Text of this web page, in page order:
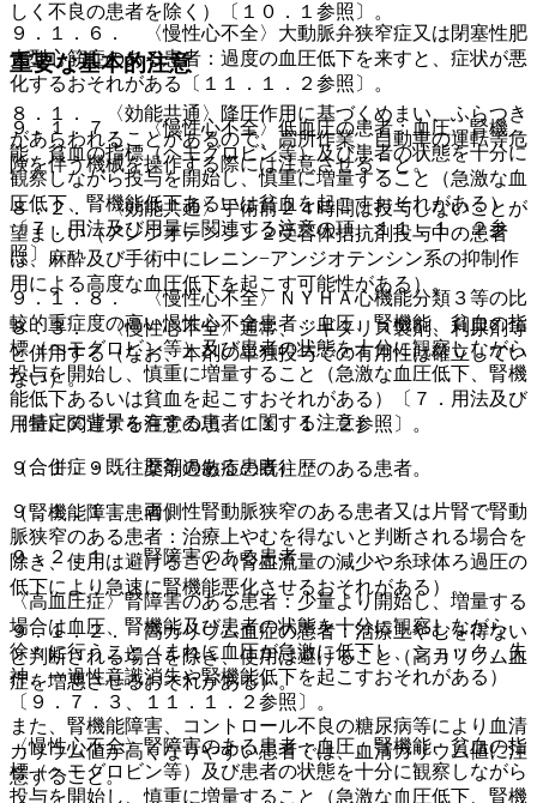
９．１．６． 〈慢性心不全〉大動脈弁狭窄症又は閉塞性肥
大型心筋症のある患者：過度の血圧低下を来すと、症状が悪
化するおそれがある〔１１．１．２参照〕。
９．１．７． 〈慢性心不全〉低血圧の患者：血圧、腎機
能、貧血の指標（ヘモグロビン等）及び患者の状態を十分に
観察しながら投与を開始し、慎重に増量すること（急激な血
圧低下、腎機能低下あるいは貧血を起こすおそれがある）
〔７．用法及び用量に関連する注意の項、１１．１．２参
照〕。
９．１．８． 〈慢性心不全〉ＮＹＨＡ心機能分類３等の比
較的重症度の高い慢性心不全患者：血圧、腎機能、貧血の指
標（ヘモグロビン等）及び患者の状態を十分に観察しながら
投与を開始し、慎重に増量すること（急激な血圧低下、腎機
能低下あるいは貧血を起こすおそれがある）〔７．用法及び
用量に関連する注意の項、１１．１．２参照〕。
９．１．９． 薬剤過敏症の既往歴のある患者。
（腎機能障害患者）
９．２．１． 腎障害のある患者
〈高血圧症〉腎障害のある患者：少量より開始し、増量する
場合は血圧、腎機能及び患者の状態を十分に観察しながら
徐々に行うこと（まれに血圧が急激に低下し、ショック、失
神、一過性意識消失や腎機能低下を起こすおそれがある）
〔９．７．３、１１．１．２参照〕。
〈慢性心不全〉腎障害のある患者：血圧、腎機能、貧血の指
標（ヘモグロビン等）及び患者の状態を十分に観察しながら
投与を開始し、慎重に増量すること（急激な血圧低下、腎機
しく不良の患者を除く）〔１０．１参照〕。
重要な基本的注意
８．１． 〈効能共通〉降圧作用に基づくめまい、ふらつき
があらわれることがあるので、高所作業、自動車の運転等危
険を伴う機械を操作する際には注意させること。
８．２． 〈効能共通〉手術前２４時間は投与しないことが
望ましい（アンジオテンシン２受容体拮抗剤投与中の患者
は、麻酔及び手術中にレニン−アンジオテンシン系の抑制作
用による高度な血圧低下を起こす可能性がある）。
８．３． 〈慢性心不全〉通常、ジギタリス製剤、利尿剤等
と併用する（なお、本剤の単独投与での有用性は確立してい
ない）。
（特定の背景を有する患者に関する注意）
（合併症・既往歴等のある患者）
９．１．１． 両側性腎動脈狭窄のある患者又は片腎で腎動
脈狭窄のある患者：治療上やむを得ないと判断される場合を
除き、使用は避けること（腎血流量の減少や糸球体ろ過圧の
低下により急速に腎機能悪化させるおそれがある）。
９．１．２． 高カリウム血症の患者：治療上やむを得ない
と判断される場合を除き、使用は避けること（高カリウム血
症を増悪させるおそれがある）。
また、腎機能障害、コントロール不良の糖尿病等により血清
カリウム値が高くなりやすい患者では、血清カリウム値に注
意すること。